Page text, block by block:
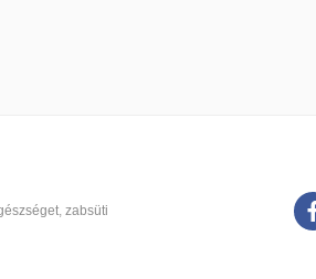
, zabsüti